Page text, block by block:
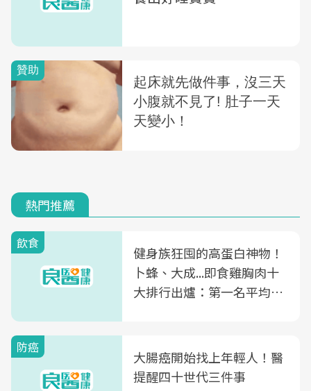
熱門推薦
飲食
健身族狂囤的高蛋白神物！
卜蜂、大成...即食雞胸肉十
大排行出爐：第一名平均一
防癌
大腸癌開始找上年輕人！醫
提醒四十世代三件事